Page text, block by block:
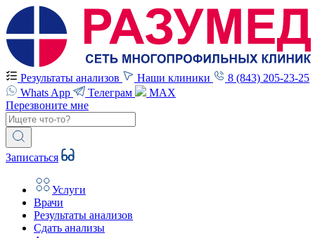
Результаты анализов Наши клиники
8 (843) 205-23-25
Whats App
Телеграм
MAX
Перезвоните мне
Записаться
Услуги
Врачи
Результаты анализов
Сдать анализы